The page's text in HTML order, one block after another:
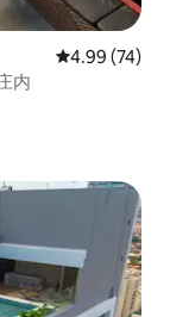
平均评分
4.99 (74)
内